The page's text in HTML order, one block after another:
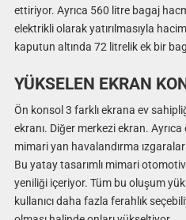
ettiriyor. Ayrıca 560 litre bagaj
elektrikli olarak yatırılmasıyla
kaputun altında 72 litrelik ek bir
YÜKSELEN EKRAN
Ön konsol 3 farklı ekrana ev
ekranı. Diğer merkezi ekran.
mimari yan havalandırma
Bu yatay tasarımlı mimari
yeniliği içeriyor. Tüm bu oluşum
kullanıcı daha fazla ferahlık